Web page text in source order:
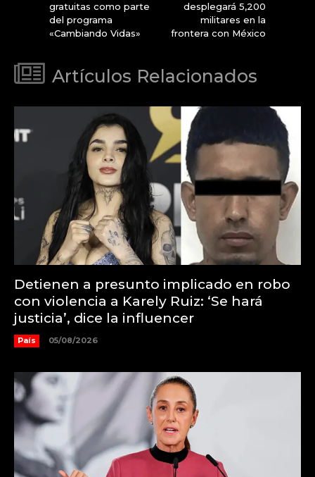
gratuitas como parte
del programa
«Cambiando Vidas»
desplegará 5,200
militares en la
frontera con México
Artículos Relacionados
Detienen a presunto implicado en robo
con violencia a Karely Ruiz: ‘Se hará
justicia’, dice la influencer
País 05/08/2026